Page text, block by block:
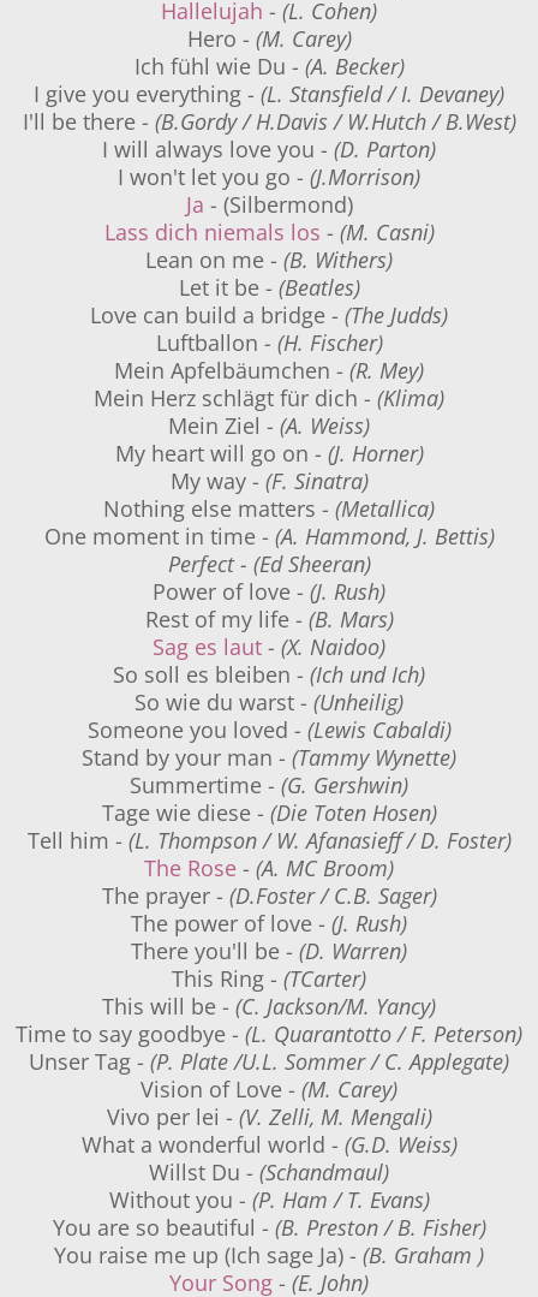
Hallelujah - (L. Cohen)
Hero - (M. Carey)
Ich fühl wie Du - (A. Becker)
I give you everything - (L. Stansfield / I. Devaney)
I'll be there - (B.Gordy / H.Davis / W.Hutch / B.West)
I will always love you - (D. Parton)
I won't let you go - (J.Morrison)
Ja - (Silbermond)
Lass dich niemals los - (M. Casni)
Lean on me - (B. Withers)
Let it be - (Beatles)
Love can build a bridge - (The Judds)
Luftballon - (H. Fischer)
Mein Apfelbäumchen - (R. Mey)
Mein Herz schlägt für dich - (Klima)
Mein Ziel - (A. Weiss)
My heart will go on - (J. Horner)
My way - (F. Sinatra)
Nothing else matters - (Metallica)
One moment in time - (A. Hammond, J. Bettis)
Perfect - (Ed Sheeran)
Power of love - (J. Rush)
Rest of my life - (B. Mars)
Sag es laut - (X. Naidoo)
So soll es bleiben - (Ich und Ich)
So wie du warst - (Unheilig)
Someone you loved - (Lewis Cabaldi)
Stand by your man - (Tammy Wynette)
Summertime - (G. Gershwin)
Tage wie diese - (Die Toten Hosen)
Tell him - (L. Thompson / W. Afanasieff / D. Foster)
The Rose - (A. MC Broom)
The prayer - (D.Foster / C.B. Sager)
The power of love - (J. Rush)
There you'll be - (D. Warren)
This Ring - (TCarter)
This will be - (C. Jackson/M. Yancy)
Time to say goodbye - (L. Quarantotto / F. Peterson)
Unser Tag - (P. Plate /U.L. Sommer / C. Applegate)
Vision of Love - (M. Carey)
Vivo per lei - (V. Zelli, M. Mengali)
What a wonderful world - (G.D. Weiss)
Willst Du - (Schandmaul)
Without you - (P. Ham / T. Evans)
You are so beautiful - (B. Preston / B. Fisher)
You raise me up (Ich sage Ja) - (B. Graham )
Your Song - (E. John)